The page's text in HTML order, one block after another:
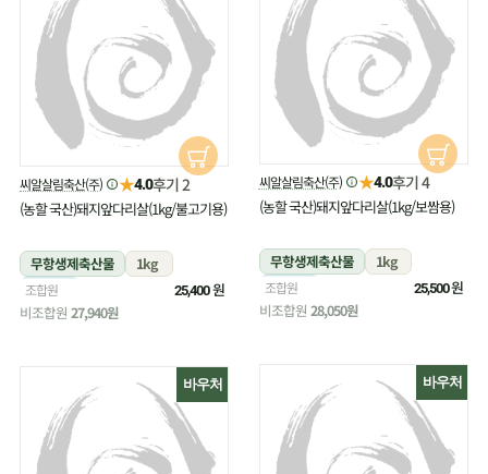
씨알살림축산(주) ★4.0후기 4
(농할 국산)돼지앞다리살(1kg/보쌈용)
무항생제축산물
1kg
냉장
조합원 25,500원
비조합원 28,050원
씨알살림축산(주) ★4.0후기 2
(농할 국산)돼지앞다리살(1kg/불고기용)
무항생제축산물
1kg
냉장
조합원 25,400원
비조합원 27,940원
바우처
바우처